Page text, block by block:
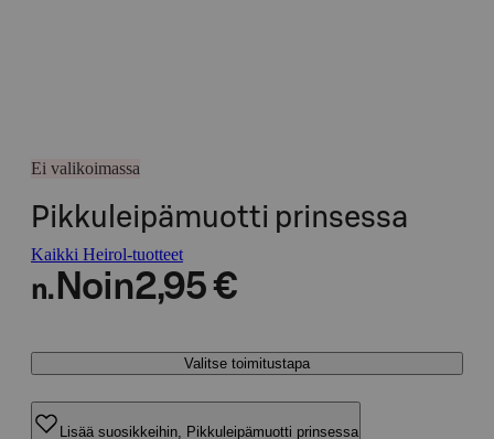
Ei valikoimassa
Pikkuleipämuotti prinsessa
Kaikki Heirol-tuotteet
n. Noin2,95 €
Valitse toimitustapa
Lisää suosikkeihin, Pikkuleipämuotti prinsessa